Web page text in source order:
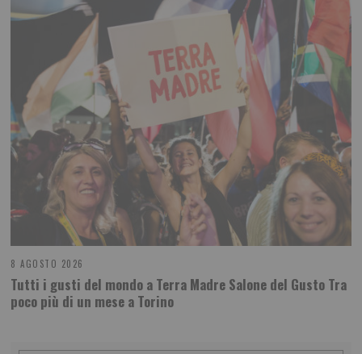
8 AGOSTO 2026
Tutti i gusti del mondo a Terra Madre Salone del Gusto Tra
poco più di un mese a Torino